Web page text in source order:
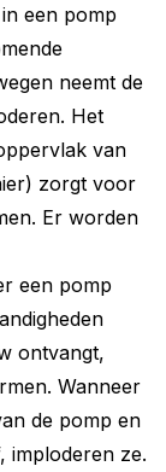
een pomp
neemt de
Het
van
zorgt voor
Er worden
een pomp
ontvangt,
Wanneer
de pomp en
imploderen ze.